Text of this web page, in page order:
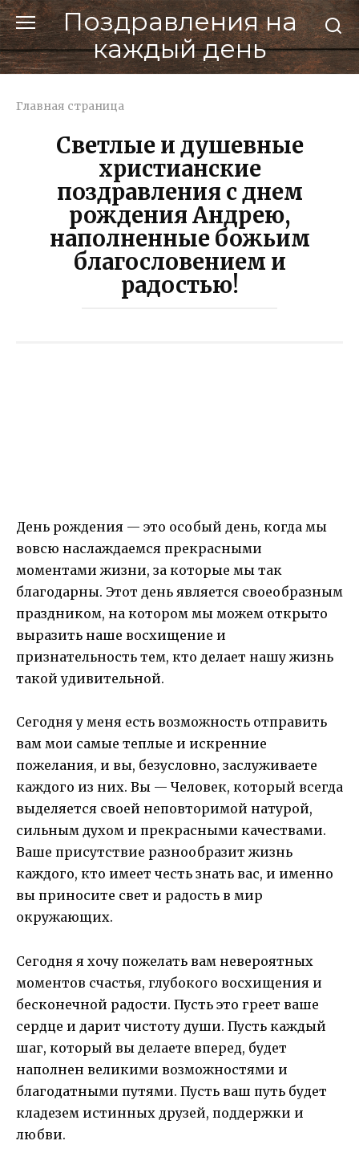
Перейти
к
контенту
Поздравления на
каждый день
Главная страница
Светлые и душевные
христианские
поздравления с днем
рождения Андрею,
наполненные божьим
благословением и
радостью!
День рождения — это особый день, когда мы
вовсю наслаждаемся прекрасными
моментами жизни, за которые мы так
благодарны. Этот день является своеобразным
праздником, на котором мы можем открыто
выразить наше восхищение и
признательность тем, кто делает нашу жизнь
такой удивительной.
Сегодня у меня есть возможность отправить
вам мои самые теплые и искренние
пожелания, и вы, безусловно, заслуживаете
каждого из них. Вы — Человек, который всегда
выделяется своей неповторимой натурой,
сильным духом и прекрасными качествами.
Ваше присутствие разнообразит жизнь
каждого, кто имеет честь знать вас, и именно
вы приносите свет и радость в мир
окружающих.
Сегодня я хочу пожелать вам невероятных
моментов счастья, глубокого восхищения и
бесконечной радости. Пусть это греет ваше
сердце и дарит чистоту души. Пусть каждый
шаг, который вы делаете вперед, будет
наполнен великими возможностями и
благодатными путями. Пусть ваш путь будет
кладезем истинных друзей, поддержки и
любви.